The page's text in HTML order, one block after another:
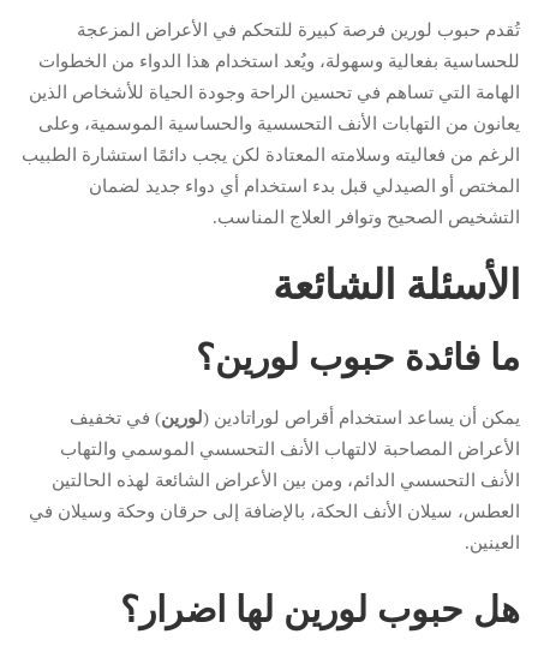
تُقدم حبوب لورين فرصة كبيرة للتحكم في الأعراض المزعجة
للحساسية بفعالية وسهولة، ويُعد استخدام هذا الدواء من الخطوات
الهامة التي تساهم في تحسين الراحة وجودة الحياة للأشخاص الذين
يعانون من التهابات الأنف التحسسية والحساسية الموسمية، وعلى
الرغم من فعاليته وسلامته المعتادة لكن يجب دائمًا استشارة الطبيب
المختص أو الصيدلي قبل بدء استخدام أي دواء جديد لضمان
التشخيص الصحيح وتوافر العلاج المناسب.
الأسئلة الشائعة
ما فائدة حبوب لورين؟
يمكن أن يساعد استخدام أقراص لوراتادين (لورين) في تخفيف
الأعراض المصاحبة لالتهاب الأنف التحسسي الموسمي والتهاب
الأنف التحسسي الدائم، ومن بين الأعراض الشائعة لهذه الحالتين
العطس، سيلان الأنف الحكة، بالإضافة إلى حرقان وحكة وسيلان في
العينين.
هل حبوب لورين لها اضرار؟